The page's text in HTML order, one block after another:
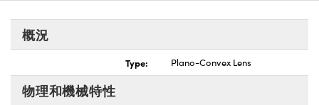
概況
Type: Plano-Convex Lens
物理和機械特性